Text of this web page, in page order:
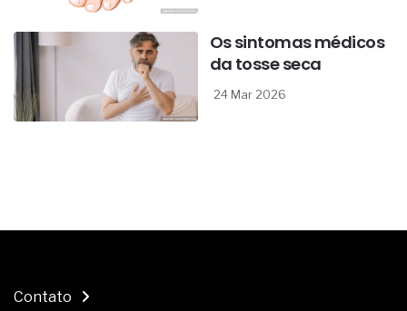
Os sintomas médicos
da tosse seca
24 Mar 2026
Contato